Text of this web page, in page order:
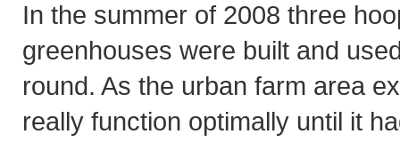
In the summer of 2008 three
greenhouses were built and
round. As the urban farm area
really function optimally until it